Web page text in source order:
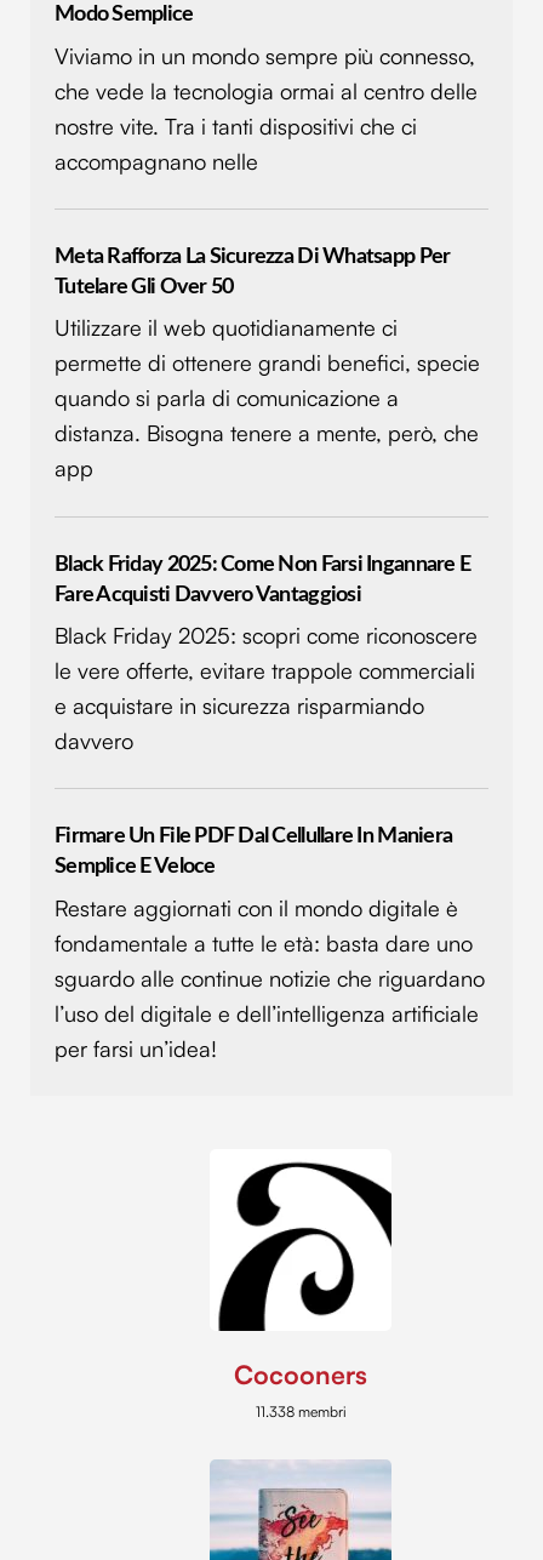
Modo Semplice
Viviamo in un mondo sempre più connesso,
che vede la tecnologia ormai al centro delle
nostre vite. Tra i tanti dispositivi che ci
accompagnano nelle
Meta Rafforza La Sicurezza Di Whatsapp Per
Tutelare Gli Over 50
Utilizzare il web quotidianamente ci
permette di ottenere grandi benefici, specie
quando si parla di comunicazione a
distanza. Bisogna tenere a mente, però, che
app
Black Friday 2025: Come Non Farsi Ingannare E
Fare Acquisti Davvero Vantaggiosi
Black Friday 2025: scopri come riconoscere
le vere offerte, evitare trappole commerciali
e acquistare in sicurezza risparmiando
davvero
Firmare Un File PDF Dal Cellullare In Maniera
Semplice E Veloce
Restare aggiornati con il mondo digitale è
fondamentale a tutte le età: basta dare uno
sguardo alle continue notizie che riguardano
l’uso del digitale e dell’intelligenza artificiale
per farsi un’idea!
Cocooners
11.338 membri